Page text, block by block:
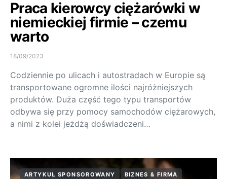
Praca kierowcy ciężarówki w
niemieckiej firmie – czemu
warto
18/09/2023
Codziennie po ulicach i autostradach w Europie są
transportowane ogromne ilości najróżniejszych
produktów. Duża część tego typu transportów
odbywa się przy pomocy samochodów ciężarowych,
a nimi z kolei jeżdżą doświadczeni…
ARTYKUŁ SPONSOROWANY BIZNES & FIRMA